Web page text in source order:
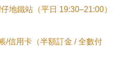
地鐵站（平日 19:30–21:00）
/信用卡（半額訂金 / 全數付